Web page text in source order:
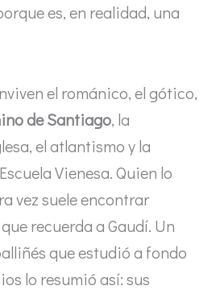
es, en realidad, una
el románico, el gótico,
de Santiago, la
el atlantismo y la
Vienesa. Quien lo
vez suele encontrar
recuerda a Gaudí. Un
que estudió a fondo
lo resumió así: sus